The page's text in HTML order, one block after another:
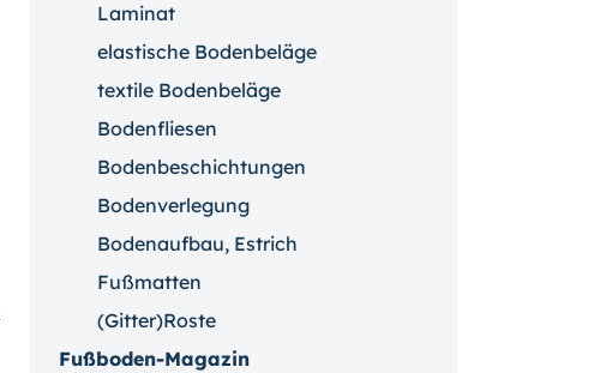
Laminat
elastische Bodenbeläge
textile Bodenbeläge
Bodenfliesen
Bodenbeschichtungen
Bodenverlegung
Bodenaufbau, Estrich
Fußmatten
(Gitter)Roste
Fußboden-Magazin